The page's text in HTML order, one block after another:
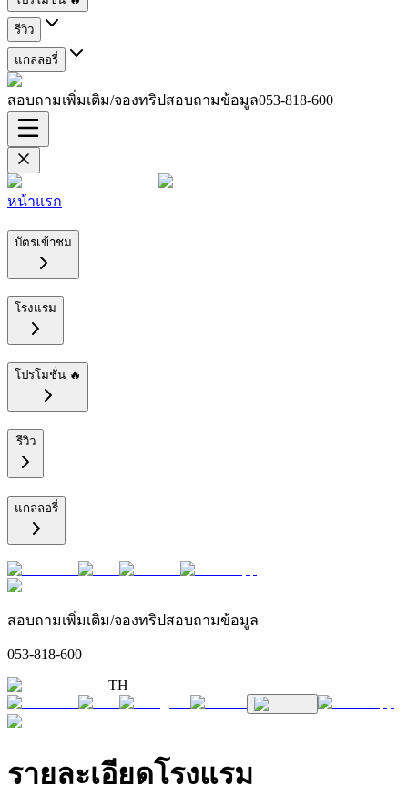
รีวิว
แกลลอรี่
สอบถามเพิ่มเติม/จองทริปสอบถามข้อมูล053-818-600
หน้าแรก
บัตรเข้าชม
โรงแรม
โปรโมชั่น 🔥
รีวิว
แกลลอรี่
สอบถามเพิ่มเติม/จองทริปสอบถามข้อมูล
053-818-600
TH
รายละเอียดโรงแรม